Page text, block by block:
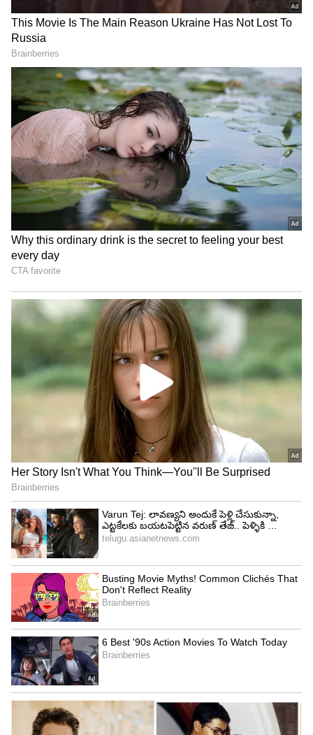
Related Articles
Tips and Tricks: ఇదొక్కటి కలిపితే చాలు.. మీ
బియ్యం, పప్పులకు పురుగులు పట్టవు..!
Health Tips : ఇది పేదవాడి డైట్ ప్లాన్ .. తక్కువ
ఖర్చుతో ఎక్కువ పోషకాలు పొందే టిప్స్
3
Image Credit :Getty
చాపింగ్ బోర్డు...
మనం కూరగాయలు, మాంసం లాంటివి కట్ చేయడానికి
చాపింగ్ బోర్డు వాడుతూ ఉంటాం. ఆ చాపింగ్ బోర్డు పై కూడా
లక్షలాది క్రిములు వచ్చి చేరతాయి. ముఖ్యంగా, కట్ చేసిన
మాంసాన్ని సరిగా శుభ్రం చేయకపోతే, ఇది ఇతర ఆహార
పదార్థాలను కూడా కలుషితం చేస్తుంది.
4
5